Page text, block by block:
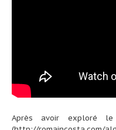
Après avoir exploré